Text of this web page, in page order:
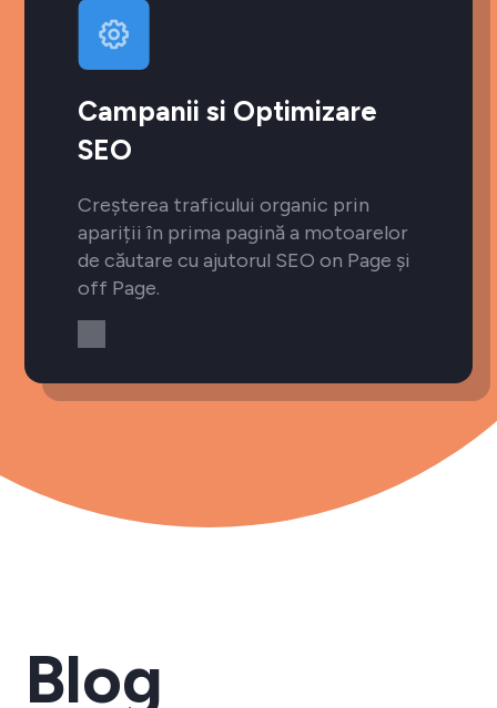
Campanii si Optimizare
SEO
Creșterea traficului organic prin
apariții în prima pagină a motoarelor
de căutare cu ajutorul SEO on Page și
off Page.
Blog